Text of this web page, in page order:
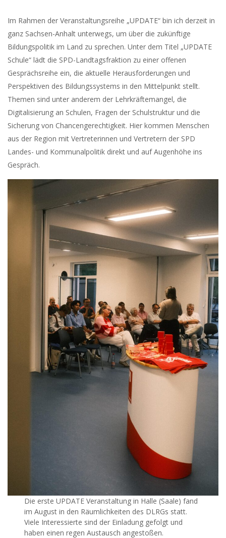
Im Rahmen der Veranstaltungsreihe „UPDATE“ bin ich derzeit in
ganz Sachsen-Anhalt unterwegs, um über die zukünftige
Bildungspolitik im Land zu sprechen. Unter dem Titel „UPDATE
Schule“ lädt die SPD-Landtagsfraktion zu einer offenen
Gesprächsreihe ein, die aktuelle Herausforderungen und
Perspektiven des Bildungssystems in den Mittelpunkt stellt.
Themen sind unter anderem der Lehrkräftemangel, die
Digitalisierung an Schulen, Fragen der Schulstruktur und die
Sicherung von Chancengerechtigkeit. Hier kommen Menschen
aus der Region mit Vertreterinnen und Vertretern der SPD
Landes- und Kommunalpolitik direkt und auf Augenhöhe ins
Gespräch.
Die erste UPDATE Veranstaltung in Halle (Saale) fand
im August in den Räumlichkeiten des DLRGs statt.
Viele Interessierte sind der Einladung gefolgt und
haben einen regen Austausch angestoßen.